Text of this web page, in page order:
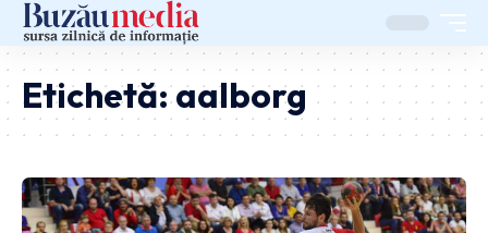
Etichetă:aalborg